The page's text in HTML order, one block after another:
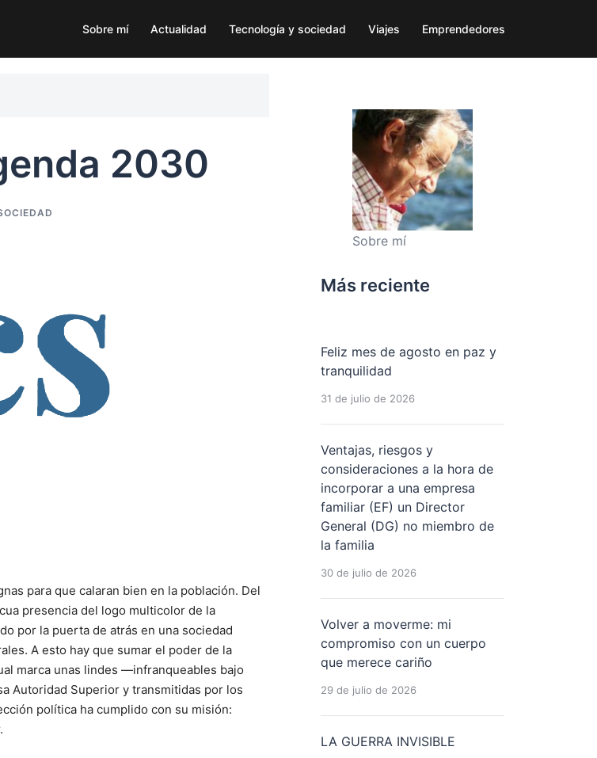
Sobre mí Actualidad Tecnología y sociedad Viajes Emprendedores
2030
para que calaran bien en la población. Del
presencia del logo multicolor de la
por la puerta de atrás en una sociedad
A esto hay que sumar el poder de la
marca unas lindes ―infranqueables bajo
Autoridad Superior y transmitidas por los
política ha cumplido con su misión:
Sobre mí
Más reciente
Feliz mes de agosto en paz y
tranquilidad
31 de julio de 2026
Ventajas, riesgos y
consideraciones a la hora de
incorporar a una empresa
familiar (EF) un Director
General (DG) no miembro de
la familia
30 de julio de 2026
Volver a moverme: mi
compromiso con un cuerpo
que merece cariño
29 de julio de 2026
LA GUERRA INVISIBLE